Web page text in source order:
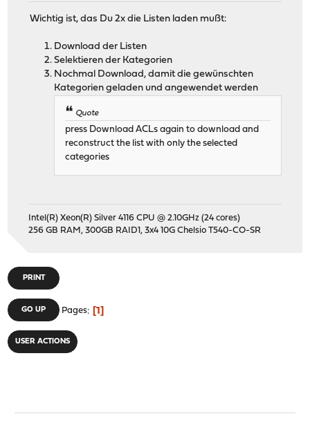
Wichtig ist, das Du 2x die Listen laden mußt:
Download der Listen
Selektieren der Kategorien
Nochmal Download, damit die gewünschten
Kategorien geladen und angewendet werden
Quote
press Download ACLs again to download and
reconstruct the list with only the selected
categories
Intel(R) Xeon(R) Silver 4116 CPU @ 2.10GHz (24 cores)
256 GB RAM, 300GB RAID1, 3x4 10G Chelsio T540-CO-SR
PRINT
GO UP Pages 1
USER ACTIONS